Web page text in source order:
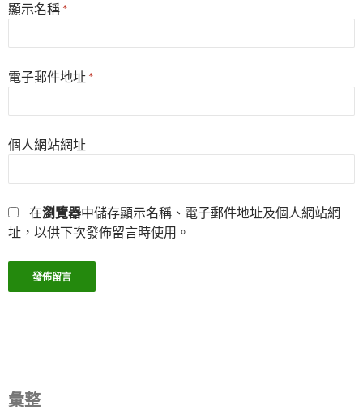
顯示名稱 *
電子郵件地址 *
個人網站網址
在瀏覽器中儲存顯示名稱、電子郵件地址及個人網站網
址，以供下次發佈留言時使用。
彙整